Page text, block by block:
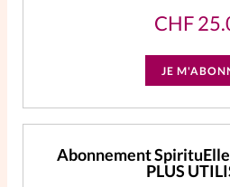
CHF
JE
Abonnement
PLUS